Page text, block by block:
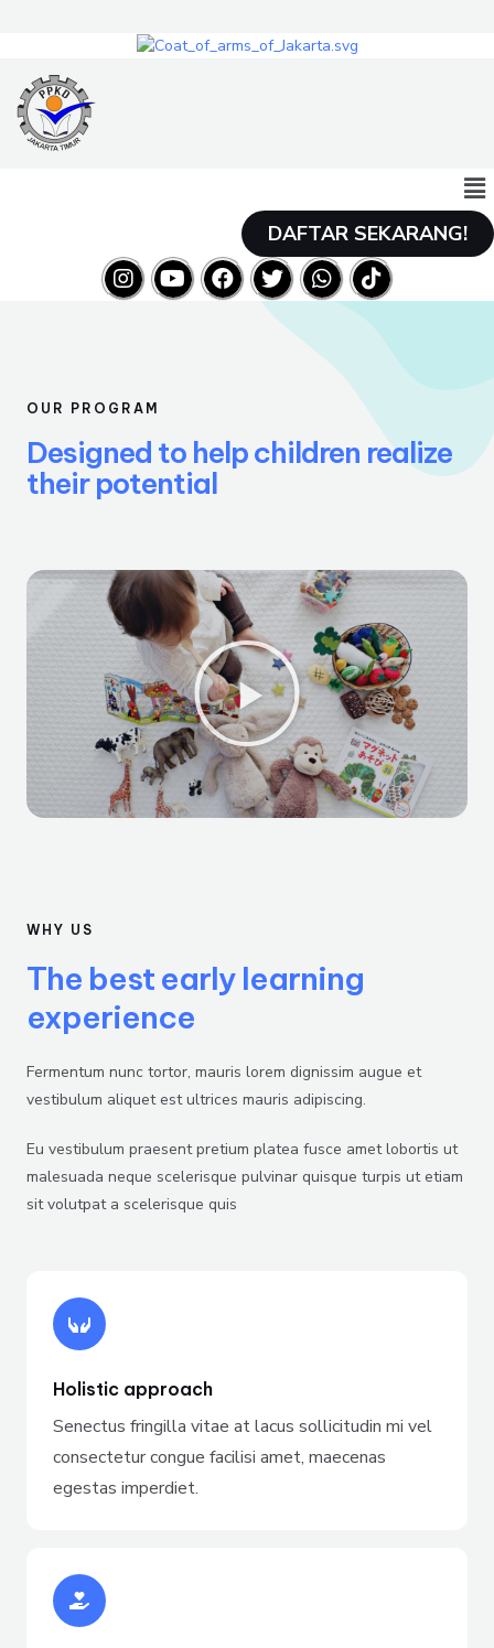
DAFTAR SEKARANG!
OUR PROGRAM
Designed to help children realize
their potential
WHY US
The best early learning
experience
Fermentum nunc tortor, mauris lorem dignissim augue et
vestibulum aliquet est ultrices mauris adipiscing.
Eu vestibulum praesent pretium platea fusce amet lobortis ut
malesuada neque scelerisque pulvinar quisque turpis ut etiam
sit volutpat a scelerisque quis
Holistic approach
Senectus fringilla vitae at lacus sollicitudin mi vel
consectetur congue facilisi amet, maecenas
egestas imperdiet.